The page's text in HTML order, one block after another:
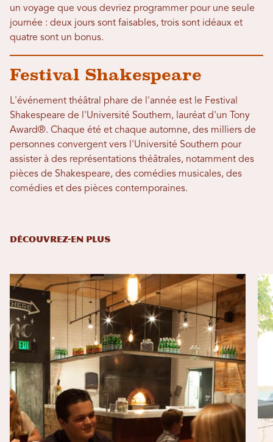
un voyage que vous devriez programmer pour une seule
journée : deux jours sont faisables, trois sont idéaux et
quatre sont un bonus.
Festival Shakespeare
L'événement théâtral phare de l'année est le Festival
Shakespeare de l'Université Southern, lauréat d'un Tony
Award®. Chaque été et chaque automne, des milliers de
personnes convergent vers l'Université Southern pour
assister à des représentations théâtrales, notamment des
pièces de Shakespeare, des comédies musicales, des
comédies et des pièces contemporaines.
DÉCOUVREZ-EN PLUS